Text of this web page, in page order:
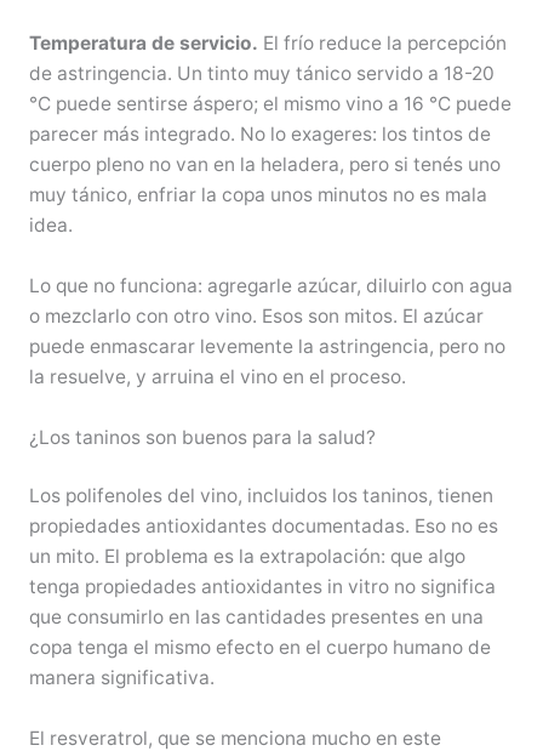
Temperatura de servicio. El frío reduce la percepción
de astringencia. Un tinto muy tánico servido a 18-20
°C puede sentirse áspero; el mismo vino a 16 °C puede
parecer más integrado. No lo exageres: los tintos de
cuerpo pleno no van en la heladera, pero si tenés uno
muy tánico, enfriar la copa unos minutos no es mala
idea.
Lo que no funciona: agregarle azúcar, diluirlo con agua
o mezclarlo con otro vino. Esos son mitos. El azúcar
puede enmascarar levemente la astringencia, pero no
la resuelve, y arruina el vino en el proceso.
¿Los taninos son buenos para la salud?
Los polifenoles del vino, incluidos los taninos, tienen
propiedades antioxidantes documentadas. Eso no es
un mito. El problema es la extrapolación: que algo
tenga propiedades antioxidantes in vitro no significa
que consumirlo en las cantidades presentes en una
copa tenga el mismo efecto en el cuerpo humano de
manera significativa.
El resveratrol, que se menciona mucho en este